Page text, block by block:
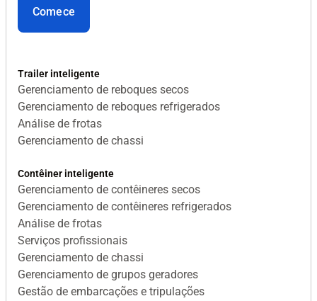
Comece
Trailer inteligente
Gerenciamento de reboques secos
Gerenciamento de reboques refrigerados
Análise de frotas
Gerenciamento de chassi
Contêiner inteligente
Gerenciamento de contêineres secos
Gerenciamento de contêineres refrigerados
Análise de frotas
Serviços profissionais
Gerenciamento de chassi
Gerenciamento de grupos geradores
Gestão de embarcações e tripulações